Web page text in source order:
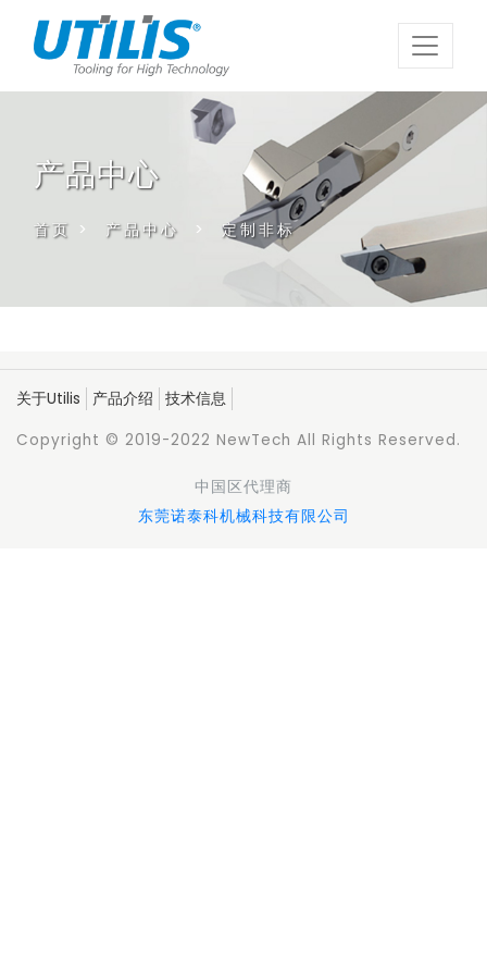
产品中心
首页 > 产品中心 > 定制非标
关于Utilis 产品介绍 技术信息
Copyright © 2019-2022 NewTech All Rights Reserved.
中国区代理商
东莞诺泰科机械科技有限公司